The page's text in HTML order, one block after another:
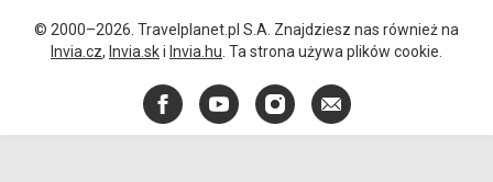
© 2000–2026. Travelplanet.pl S.A. Znajdziesz nas również na
Invia.cz, Invia.ski Invia.hu . Ta strona używa plików cookie.
FacebookYouTubeInstagram
E-
mail